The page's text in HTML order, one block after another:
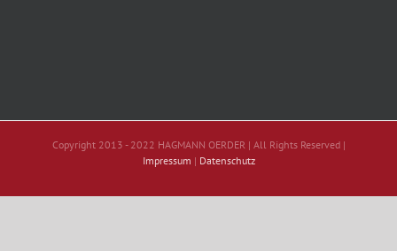
Copyright 2013 - 2022 HAGMANN OERDER | All Rights Reserved |
Impressum | Datenschutz